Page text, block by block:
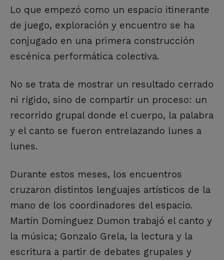
Lo que empezó como un espacio itinerante
de juego, exploración y encuentro se ha
conjugado en una primera construcción
escénica performática colectiva.
No se trata de mostrar un resultado cerrado
ni rígido, sino de compartir un proceso: un
recorrido grupal donde el cuerpo, la palabra
y el canto se fueron entrelazando lunes a
lunes.
Durante estos meses, los encuentros
cruzaron distintos lenguajes artísticos de la
mano de los coordinadores del espacio.
Martín Domínguez Dumon trabajó el canto y
la música; Gonzalo Grela, la lectura y la
escritura a partir de debates grupales y